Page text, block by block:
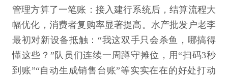
管理方算了一笔账：接入建行系统后，结算流程大
幅优化，消费者复购率显著提高。水产批发户老李
最初对新设备抵触：“我这双手只会杀鱼，哪搞得
懂这些？”队员们连续一周蹲守摊位，用“扫码3秒
到账”“自动生成销售台账”等实实在在的好处打动